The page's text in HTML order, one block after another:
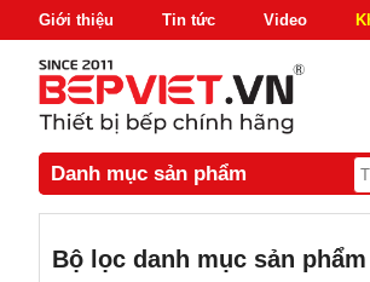
Giới thiệu Tin tức Video
Danh mục sản phẩm
Bộ lọc danh mục sản phẩm